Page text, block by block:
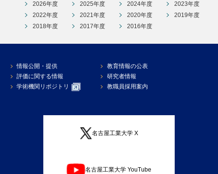
2026年度 2025年度 2024年度
2023年度
2022年度
2021年度 2020年度
2019年度
2018年度
2017年度 2016年度
情報公開・提供
教育情報の公表
評価に関する情報
研究者情報
学術機関リポジトリ
教職員採用案内
名古屋工業大学 X
名古屋工業大学 YouTube